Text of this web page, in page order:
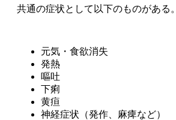
共通の症状として以下のものがある。
元気・食欲消失
発熱
嘔吐
下痢
黄疸
神経症状（発作、麻痺など）